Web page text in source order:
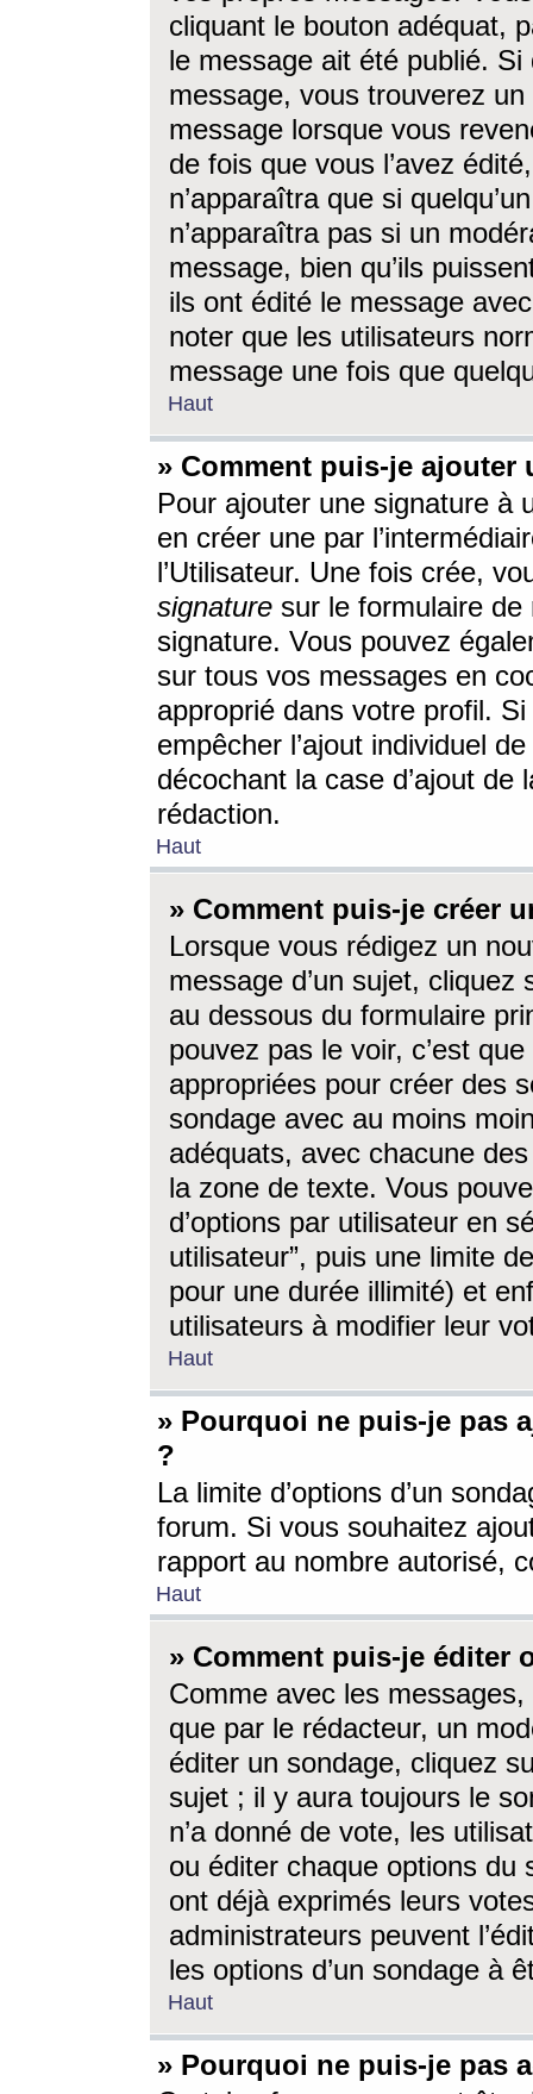
cliquant le bouton adéquat,
le message ait été publié. Si
message, vous trouverez
message lorsque vous
de fois que vous l’avez
n’apparaîtra que si
n’apparaîtra pas si un
message, bien qu’ils
ils ont édité le message
noter que les utilisateurs
message une fois que
Haut
» Comment puis-je ajouter
Pour ajouter une signature à
en créer une par
l’Utilisateur. Une fois crée,
signature sur le formulaire de
signature. Vous pouvez
sur tous vos messages en
approprié dans votre profil.
empêcher l’ajout individuel
décochant la case d’ajout
rédaction.
Haut
» Comment puis-je créer
Lorsque vous rédigez un
message d’un sujet, cliquez
au dessous du formulaire
pouvez pas le voir, c’est
appropriées pour créer des
sondage avec au moins
adéquats, avec chacune
la zone de texte. Vous
d’options par utilisateur en
utilisateur”, puis une limite
pour une durée illimité) et
utilisateurs à modifier leur
Haut
» Pourquoi ne puis-je pas
?
La limite d’options d’un
forum. Si vous souhaitez
rapport au nombre autorisé,
Haut
» Comment puis-je éditer
Comme avec les
que par le rédacteur, un
éditer un sondage, cliquez
sujet ; il y aura toujours le
n’a donné de vote, les
ou éditer chaque options du
ont déjà exprimés leurs
administrateurs peuvent
les options d’un sondage à
Haut
» Pourquoi ne puis-je pas